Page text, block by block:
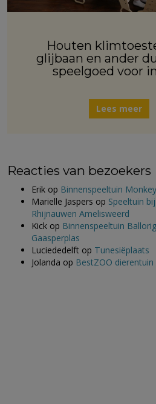
Houten
glijbaan en ander
speelgoed voor
Lees meer
Reacties van bezoekers
Erik op Binnenspeeltuin
Marielle Jaspers op Speeltuin
Rhijnauwen Amelisweerd
Kick op Binnenspeeltuin
Gaasperplas
Luciededelft op Tunesiëplaats
Jolanda op BestZOO